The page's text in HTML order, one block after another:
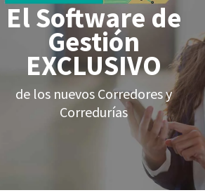
El Software de
Gestión
EXCLUSIVO
de los nuevos Corredores y
Corredurías